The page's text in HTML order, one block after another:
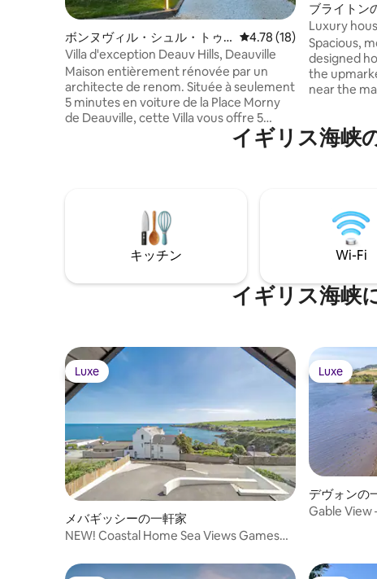
ボンヌヴィル・シュル・トゥ
ークのヴィラ
レビュー18件、5つ星中
4.78 (18)
Villa d'exception Deauv Hills, Deauville
Maison entièrement rénovée par un
architecte de renom. Située à seulement
5 minutes en voiture de la Place Morny
de Deauville, cette Villa vous offre 5
chambres spacieuses pouvant accueillir
jusqu'à 10 personnes. Un jardin de
plancha, frigo et évier. Terrain de
pétanque, table de ping pong. Mobilier et
finitions haut de gamme Large parking
pouvant accueillir jusqu'à 6 voitures.
ブライトン
Luxury
marina.
Spacious,
designed
the
near the
beach. Free parking on drive & rear of
house. The
Sorry no
required.
イギリス海峡
キッチン Wi-Fi
イギリス海峡
Luxe
Luxe
メバギッシーの一軒家
NEW! Coastal Home Sea Views Games
Luxe
Luxe
デヴォンの
Gable View